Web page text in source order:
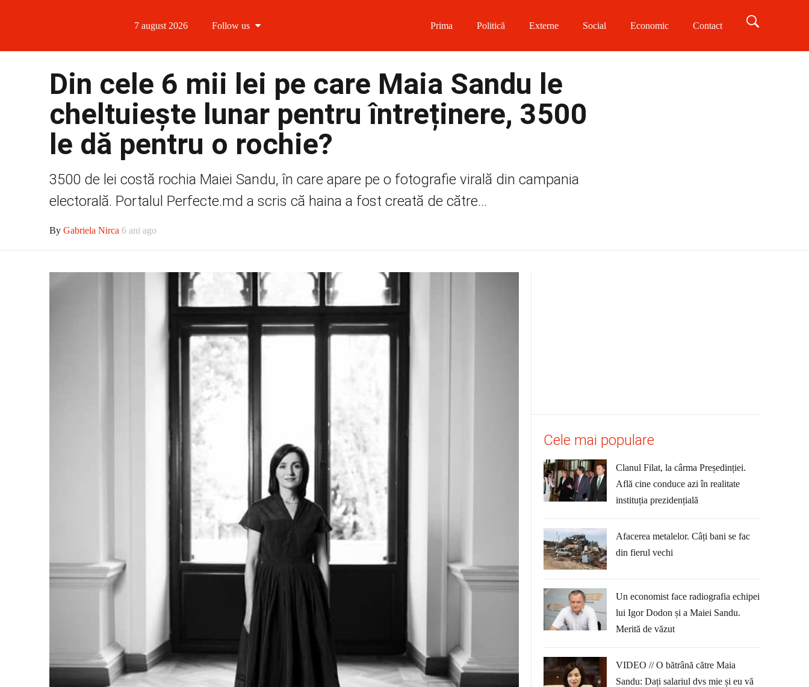
7 august 2026 Follow us
Follow us on Twitter
Prima Politică Externe Social Economic Contact
Din cele 6 mii lei pe care Maia Sandu le
cheltuiește lunar pentru întreținere, 3500
le dă pentru o rochie?
3500 de lei costă rochia Maiei Sandu, în care apare pe o fotografie virală din campania
electorală. Portalul Perfecte.md a scris că haina a fost creată de către...
By Gabriela Nirca 6 ani ago
Cele mai populare
Clanul Filat, la cârma Președinției.
Află cine conduce azi în realitate
instituția prezidențială
Afacerea metalelor. Câți bani se fac
din fierul vechi
Un economist face radiografia echipei
lui Igor Dodon și a Maiei Sandu.
Merită de văzut
VIDEO // O bătrână către Maia
Sandu: Dați salariul dvs mie și eu vă